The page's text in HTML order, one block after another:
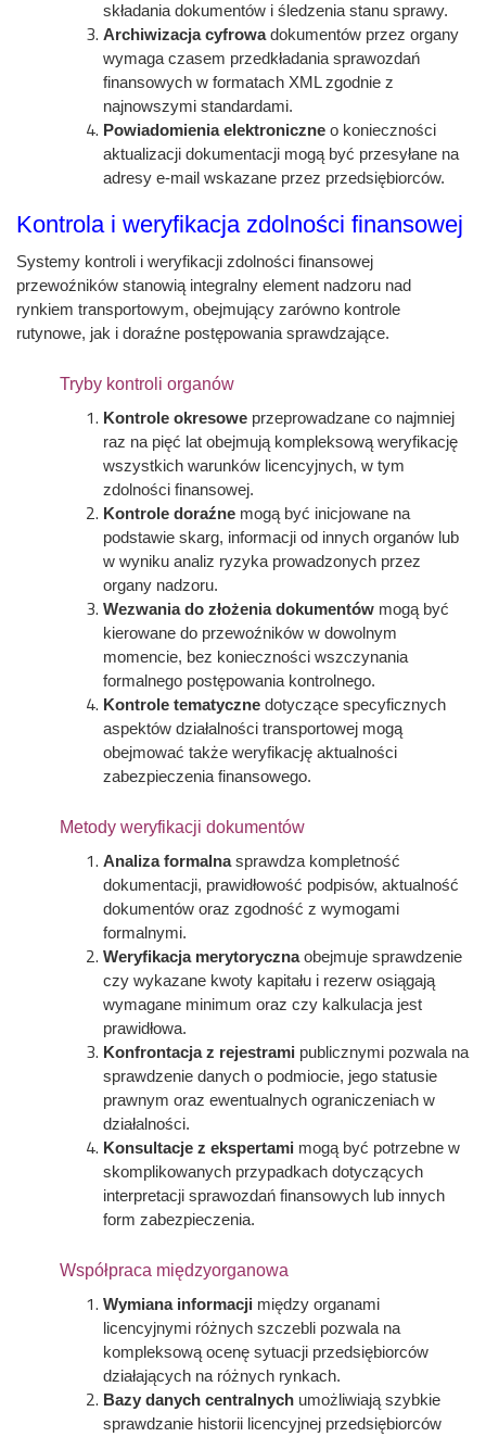
składania dokumentów i śledzenia stanu sprawy.
Archiwizacja cyfrowadokumentów przez organy
wymaga czasem przedkładania sprawozdań
finansowych w formatach XML zgodnie z
najnowszymi standardami.
Powiadomienia elektroniczne o konieczności
aktualizacji dokumentacji mogą być przesyłane na
adresy e-mail wskazane przez przedsiębiorców.
Kontrola i weryfikacja zdolności finansowej
Systemy kontroli i weryfikacji zdolności finansowej
przewoźników stanowią integralny element nadzoru nad
rynkiem transportowym, obejmujący zarówno kontrole
rutynowe, jak i doraźne postępowania sprawdzające.
Tryby kontroli organów
Kontrole okresowe przeprowadzane co najmniej
raz na pięć lat obejmują kompleksową weryfikację
wszystkich warunków licencyjnych, w tym
zdolności finansowej.
Kontrole doraźne mogą być inicjowane na
podstawie skarg, informacji od innych organów lub
w wyniku analiz ryzyka prowadzonych przez
organy nadzoru.
Wezwania do złożenia dokumentów mogą być
kierowane do przewoźników w dowolnym
momencie, bez konieczności wszczynania
formalnego postępowania kontrolnego.
Kontrole tematyczne dotyczące specyficznych
aspektów działalności transportowej mogą
obejmować także weryfikację aktualności
zabezpieczenia finansowego.
Metody weryfikacji dokumentów
Analiza formalnasprawdza kompletność
dokumentacji, prawidłowość podpisów, aktualność
dokumentów oraz zgodność z wymogami
formalnymi.
Weryfikacja merytorycznaobejmuje sprawdzenie
czy wykazane kwoty kapitału i rezerw osiągają
wymagane minimum oraz czy kalkulacja jest
prawidłowa.
Konfrontacja z rejestrami publicznymi pozwala na
sprawdzenie danych o podmiocie, jego statusie
prawnym oraz ewentualnych ograniczeniach w
działalności.
Konsultacje z ekspertami mogą być potrzebne w
skomplikowanych przypadkach dotyczących
interpretacji sprawozdań finansowych lub innych
form zabezpieczenia.
Współpraca międzyorganowa
Wymiana informacji między organami
licencyjnymi różnych szczebli pozwala na
kompleksową ocenę sytuacji przedsiębiorców
działających na różnych rynkach.
Bazy danych centralnych umożliwiają szybkie
sprawdzanie historii licencyjnej przedsiębiorców